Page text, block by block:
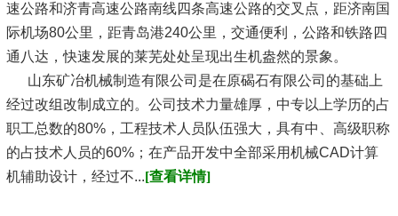
速公路和济青高速公路南线四条高速公路的交叉点，距济南国
际机场80公里，距青岛港240公里，交通便利，公路和铁路四
通八达，快速发展的莱芜处处呈现出生机盎然的景象。
山东矿冶机械制造有限公司是在原碣石有限公司的基础上
经过改组改制成立的。公司技术力量雄厚，中专以上学历的占
职工总数的80%，工程技术人员队伍强大，具有中、高级职称
的占技术人员的60%；在产品开发中全部采用机械CAD计算
机辅助设计，经过不...[查看详情]